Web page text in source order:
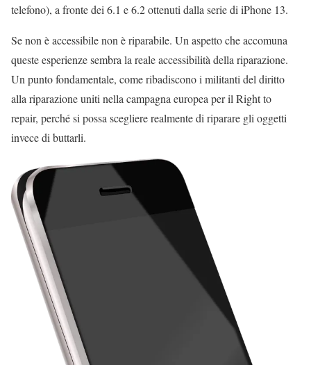
telefono), a fronte dei 6.1 e 6.2 ottenuti dalla serie di iPhone 13.
Se non è accessibile non è riparabile. Un aspetto che accomuna
queste esperienze sembra la reale accessibilità della riparazione.
Un punto fondamentale, come ribadiscono i militanti del diritto
alla riparazione uniti nella campagna europea per il Right to
repair, perché si possa scegliere realmente di riparare gli oggetti
invece di buttarli.